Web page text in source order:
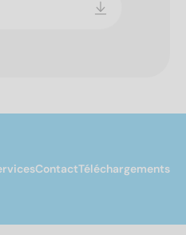
ContactTéléchargements